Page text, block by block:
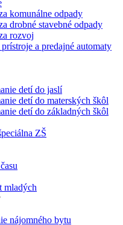
komunálne odpady
drobné stavebné odpady
rozvoj
a predajné automaty
detí do jaslí
detí do materských škôl
detí do základných škôl
ZŠ
mladých
nájomného bytu